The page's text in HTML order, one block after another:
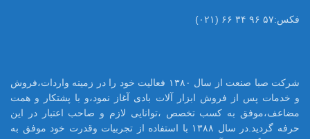
فکس:۵۷ ۹۶ ۳۴ ۶۶ (۰۲۱)
شرکت صبا صنعت از سال ۱۳۸۰ فعالیت خود را در زمینه واردات،فروش
و خدمات پس از فروش ابزار آلات بادی آغاز نمود،و با پشتکار و همت
مضاعف،موفق به کسب تخصص ،توانایی لازم و صاحب اعتبار در این
حرفه گردید.در سال ۱۳۸۸ با استفاده از تجربیات وقدرت خود موفق به